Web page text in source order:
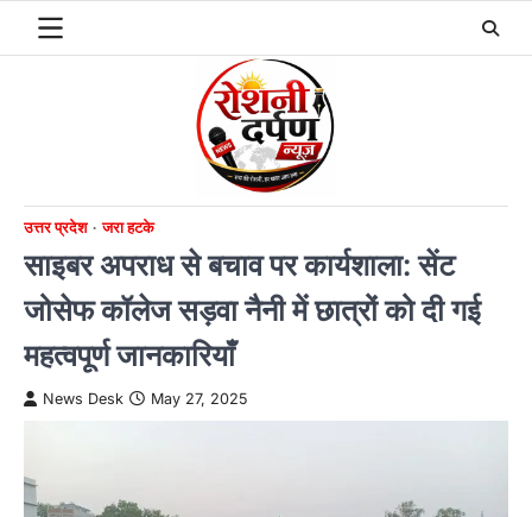
उत्तर प्रदेश जरा हटके
साइबर अपराध से बचाव पर कार्यशाला: सेंट
जोसेफ कॉलेज सड़वा नैनी में छात्रों को दी गई
महत्वपूर्ण जानकारियाँ
News Desk May 27, 2025